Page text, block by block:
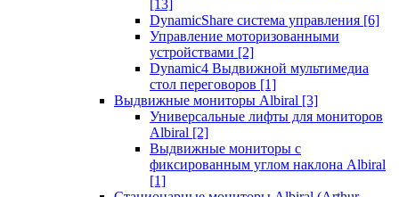
[13]
DynamicShare система управления [6]
Управление моторизованными
устройствами [2]
Dynamic4 Выдвижной мультимедиа
стол переговоров [1]
Выдвижные мониторы Albiral [3]
Универсальные лифты для мониторов
Albiral [2]
Выдвижные мониторы с
фиксированным углом наклона Albiral
[1]